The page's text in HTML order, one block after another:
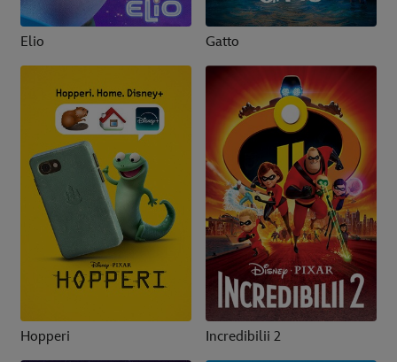
Elio Gatto
Hopperi Incredibilii 2